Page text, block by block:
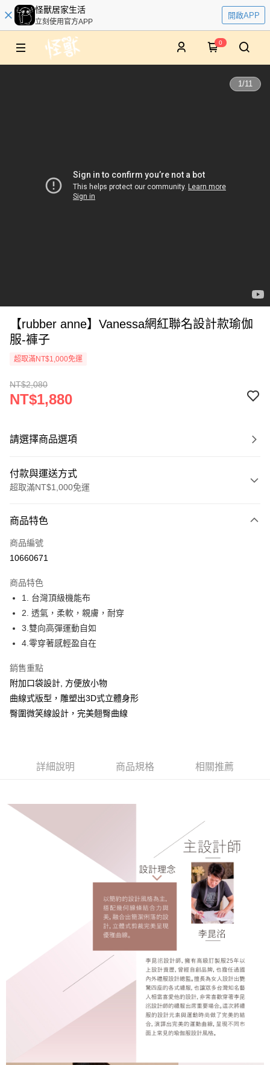
怪獸居家生活
立刻使用官方APP
開啟APP
0
1/11
【rubber anne】Vanessa網紅聯名設計款瑜伽
服-褲子
超取滿NT$1,000免運
NT$2,080
NT$1,880
請選擇商品選項
付款與運送方式
超取滿NT$1,000免運
信用卡一次付款
超商取貨付款
Google Pay
AFTEE先享後付
相關說明
【關於「AFTEE先享後付」】
便利好安心！
１．簡單：不需註冊會員、不需綁卡、不需儲值。
２．便利：只要手機號碼，簡訊認證，即可結帳。
３．安心：先確認商品／服務後，再付款。
３．收到繳費通知簡訊後14天內，點擊此簡訊中的連結，可透過四大超商／
後付繳納相關費用。
※ 交易是否成功請以「AFTEE先享後付 」之結帳頁面顯示為準，若有關於
是否繳費成功／繳費後需取消欲退款等相關疑問，請聯繫「AFTEE先享後付
客戶支援中心」https://netprotections.freshdesk.com/support/home
１．透過由恩沛科技股份有限公司提供之「AFTEE先享後付」服務完成之交
易，需依本服務之必要範圍內提供個人資料，並將交易相關給付款項請求債
權轉讓予恩沛科技股份有限公司。
２．關於個人資料處理事宜，請瀏覽以下網址：
https://aftee.tw/terms/#terms3
３．未成年的使用者請事先徵得法定代理人或監護人之同意方可使用
「AFTEE先享後付」，若未經同意申辦者引起之損失，本公司不負相關責
４．使用「AFTEE先享後付」時，將依據個別帳號之用戶狀況，依本公司即
時審查核予不同之上限額度；若仍有額度不足之情形，本公司將視審查結果
請求用戶進行身份認證。
５．嚴禁一人註冊多個帳號或使用他人資訊註冊。若發現惡意使用之情形，
恩沛科技股份有限公司將有權停止該用戶之使用額度並採取法律行動。
貨到付款
萊爾富取貨付款
7-11取貨付款
每筆NT$60，滿NT$1,000(含以上)免運費
每筆NT$100，滿NT$1,000(含以上)免運費
每筆NT$150，滿NT$1,000(含以上)免運費
商品特色
商品編號
10660671
商品特色
1. 台灣頂級機能布
2. 透氣，柔軟，親膚，耐穿
3.雙向高彈運動自如
4.零穿著感輕盈自在
銷售重點
附加口袋設計, 方便放小物
曲線式版型，雕塑出3D式立體身形
臀圍微笑線設計，完美翹臀曲線
詳細說明 商品規格 相關推薦